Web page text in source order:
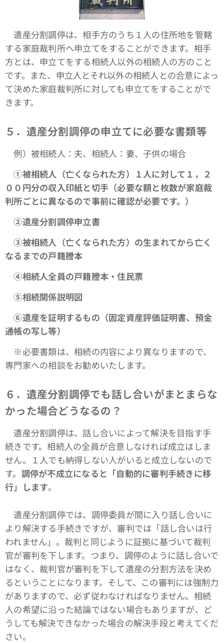
遺産分割調停は、相手方のうち１人の住所地を管轄
する家庭裁判所へ申立てをすることができます。相手
方とは、申立てをする相続人以外の相続人の方のこと
です。また、申立人とそれ以外の相続人との合意によっ
て決めた家庭裁判所に対しても申立てをすることがで
きます。
５．遺産分割調停の申立てに必要な書類等
例）被相続人：夫、相続人：妻、子供の場合
①被相続人（亡くなられた方）１人に対して１，２
００円分の収入印紙と切手（必要な額と枚数が家庭裁
判所ごとに異なるので事前に確認が必要です。）
➁遺産分割調停申立書
③被相続人（亡くなられた方）の生まれてから亡く
なるまでの戸籍謄本
④相続人全員の戸籍謄本・住民票
➄相続関係説明図
⑥遺産を証明するもの（固定資産評価証明書、預金
通帳の写し等）
※必要書類は、相続の内容により異なりますので、
専門家への相談をお勧めいたします。
６．遺産分割調停でも話し合いがまとまらな
かった場合どうなるの？
遺産分割調停は、話し合いによって解決を目指す手
続きです。相続人の全員が合意しなければ成立はしま
せん。１人でも納得しない人がいると成立しないので
す。 調停が不成立になると「自動的に審判手続きに移
行」します。
遺産分割調停では、調停委員が間に入り話し合いに
より解決する手続きですが、審判では「話し合いは行
われません」。裁判と同じように証拠に基づいて裁判
官が審判を下します。つまり、調停のように話し合いで
はなく、裁判官が審判を下して遺産の分割方法を決め
るということになります。そして、この審判には強制力
がありますので、必ず従わなければなりません。相続
人の希望に沿った結論ではない場合もありますが、ど
うしても解決できなかった場合の解決手段と考えてくだ
さい。